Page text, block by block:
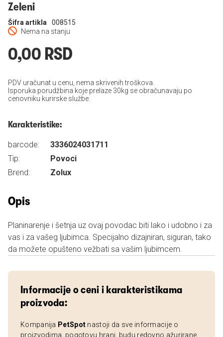
Zeleni
Nema na stanju
Šifra artikla 008515
0,00 RSD
PDV uračunat u cenu, nema skrivenih troškova.
Isporuka porudžbina koje prelaze 30kg se obračunavaju po
cenovniku kurirske službe.
Karakteristike:
barcode:
3336024031711
Tip:
Povoci
Brend:
Zolux
Opis
Planinarenje i šetnja uz ovaj povodac biti lako i udobno i za
vas i za vašeg ljubimca. Specijalno dizajniran, siguran, tako
da možete opušteno vežbati sa vašim ljubimcem.
Informacije o ceni i karakteristikama
proizvoda:
Kompanija PetSpot nastoji da sve informacije o
proizvodima, pogotovu hrani, budu redovno ažurirane.